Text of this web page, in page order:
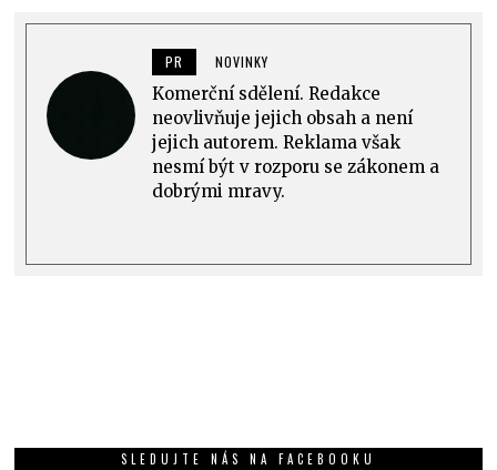
PR NOVINKY
Komerční sdělení. Redakce
neovlivňuje jejich obsah a není
jejich autorem. Reklama však
nesmí být v rozporu se zákonem a
dobrými mravy.
SLEDUJTE NÁS NA FACEBOOKU